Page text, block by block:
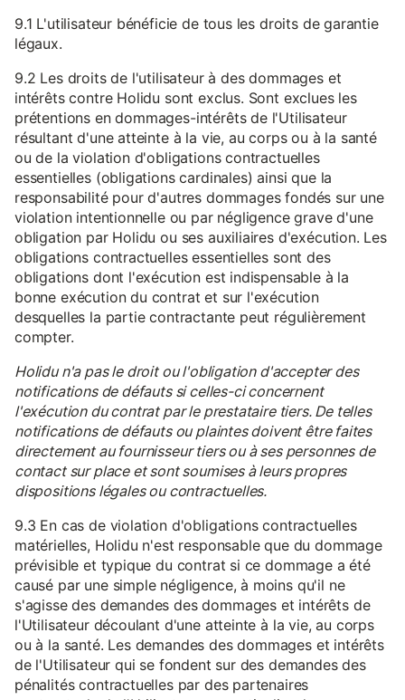
9.1 L'utilisateur bénéficie de tous les droits de garantie
légaux.
9.2 Les droits de l'utilisateur à des dommages et
intérêts contre Holidu sont exclus. Sont exclues les
prétentions en dommages-intérêts de l'Utilisateur
résultant d'une atteinte à la vie, au corps ou à la santé
ou de la violation d'obligations contractuelles
essentielles (obligations cardinales) ainsi que la
responsabilité pour d'autres dommages fondés sur une
violation intentionnelle ou par négligence grave d'une
obligation par Holidu ou ses auxiliaires d'exécution. Les
obligations contractuelles essentielles sont des
obligations dont l'exécution est indispensable à la
bonne exécution du contrat et sur l'exécution
desquelles la partie contractante peut régulièrement
compter.
Holidu n'a pas le droit ou l'obligation d'accepter des
notifications de défauts si celles-ci concernent
l'exécution du contrat par le prestataire tiers. De telles
notifications de défauts ou plaintes doivent être faites
directement au fournisseur tiers ou à ses personnes de
contact sur place et sont soumises à leurs propres
dispositions légales ou contractuelles.
9.3 En cas de violation d'obligations contractuelles
matérielles, Holidu n'est responsable que du dommage
prévisible et typique du contrat si ce dommage a été
causé par une simple négligence, à moins qu'il ne
s'agisse des demandes des dommages et intérêts de
l'Utilisateur découlant d'une atteinte à la vie, au corps
ou à la santé. Les demandes des dommages et intérêts
de l'Utilisateur qui se fondent sur des demandes des
pénalités contractuelles par des partenaires